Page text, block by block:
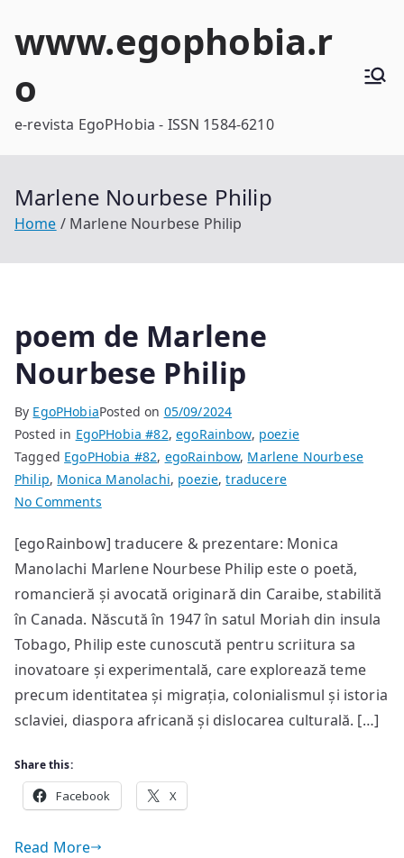
www.egophobia.r
o
e-revista EgoPHobia - ISSN 1584-6210
Marlene Nourbese Philip
Home Marlene Nourbese Philip
poem de Marlene
Nourbese Philip
By EgoPHobiaPosted on 05/09/2024
Posted in EgoPHobia #82,egoRainbow, poezie
Tagged EgoPHobia #82, egoRainbow, Marlene Nourbese
Philip, Monica Manolachi, poezie,traducere
No Commentson
de
Marlene
Nourbese
Philip
[egoRainbow] traducere & prezentare: Monica
Manolachi Marlene Nourbese Philip este o poetă,
romancieră și avocată originară din Caraibe, stabilită
în Canada. Născută în 1947 în satul Moriah din insula
Tobago, Philip este cunoscută pentru scriitura sa
inovatoare și experimentală, care explorează teme
precum identitatea și migrația, colonialismul și istoria
sclaviei, diaspora africană și dislocarea culturală. […]
Share this:
Facebook X
Read More